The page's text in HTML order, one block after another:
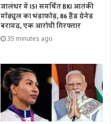
जालंधर में ISI समर्थित BKI आतंकी
मॉड्यूल का भंडाफोड़, 86 हैंड ग्रेनेड
बरामद, एक आरोपी गिरफ्तार
35 minutes ago